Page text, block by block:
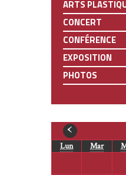
ARTS
CONCERT
CONFÉRENCE
EXPOSITION
PHOTOS
‹mois
Lun Mar